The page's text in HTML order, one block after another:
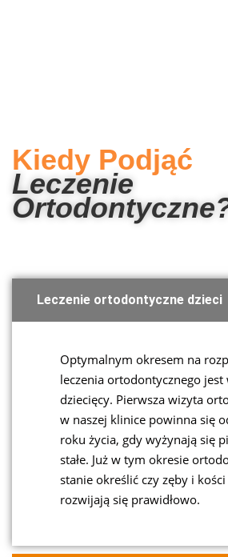
Kiedy Podjąć
Leczenie
Leczenie ortodontyczne dzieci
Optymalnym okresem na
leczenia ortodontycznego jest
dziecięcy. Pierwsza wizyta
w naszej klinice powinna się
roku życia, gdy wyżynają się
stałe. Już w tym okresie
stanie określić czy zęby i kości
rozwijają się prawidłowo.